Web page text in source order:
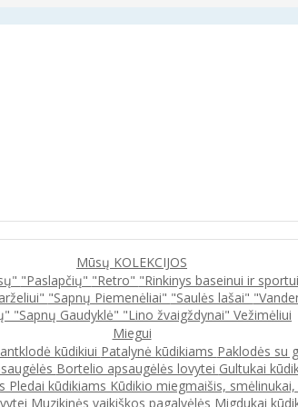
Mūsų KOLEKCIJOS
"Paslapčių" "Retro" "Rinkinys baseinui ir
"Sapnų Piemenėliai" "Saulės lašai"
"Sapnų Gaudyklė" "Lino žvaigždynai" Vežimėliui
Miegui
kūdikiui Patalynė kūdikiams Paklodės su
Bortelio apsaugėlės lovytei Gultukai
Pledai kūdikiams Kūdikio miegmaišis,
Muzikinės vaikiškos pagalvėlės Migdukai